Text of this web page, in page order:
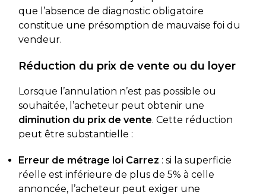
que l’absence de diagnostic obligatoire
constitue une présomption de mauvaise foi du
vendeur.
Réduction du prix de vente ou du loyer
Lorsque l’annulation n’est pas possible ou
souhaitée, l’acheteur peut obtenir une
diminution du prix de vente. Cette réduction
peut être substantielle :
Erreur de métrage loi Carrez : si la superficie
réelle est inférieure de plus de 5% à celle
annoncée, l’acheteur peut exiger une